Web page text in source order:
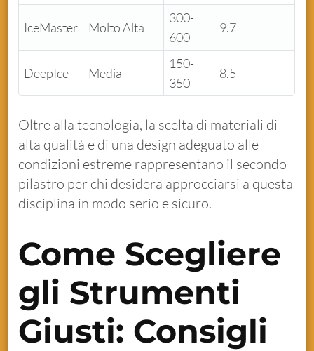
IceMaster Molto Alta
300-
600
9.7
DeepIce Media
150-
350
8.5
Oltre alla tecnologia, la scelta di materiali di
alta qualità e di una design adeguato alle
condizioni estreme rappresentano il secondo
pilastro per chi desidera approcciarsi a questa
disciplina in modo serio e sicuro.
Come Scegliere
gli Strumenti
Giusti: Consigli